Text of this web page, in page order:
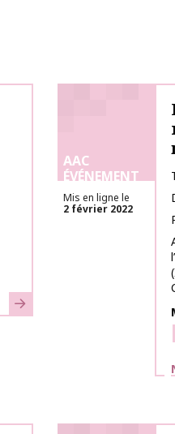
En savoir plus
AAC
ÉVÉNEMENT
Mis en ligne le
2 février 2022